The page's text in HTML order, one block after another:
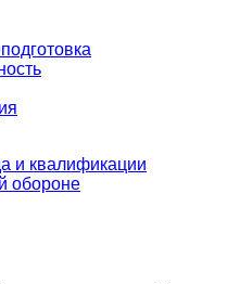
и квалификации
обороне